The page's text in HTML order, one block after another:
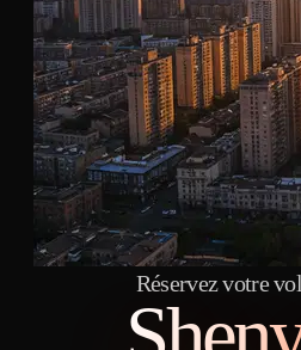
Réservez votre